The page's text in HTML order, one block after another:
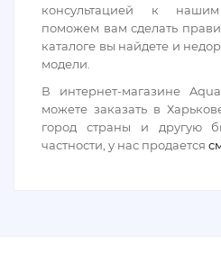
консультацией к
поможем вам сделать
каталоге вы найдете и
модели.
В интернет-магазине
можете заказать в
город страны и другую
частности, у нас продается